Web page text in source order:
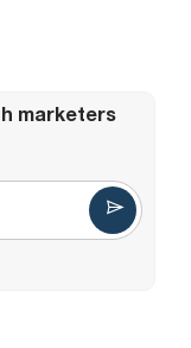
marketers